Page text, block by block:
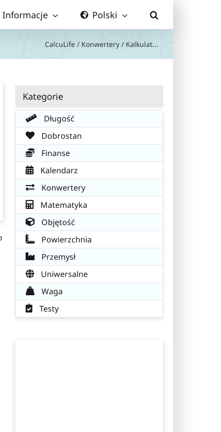
Informacje Polski
CalcuLife / Konwertery / Kalkulat...
Kategorie
Długość
Dobrostan
Finanse
Kalendarz
Konwertery
Matematyka
Objętość
Powierzchnia
Przemysł
Uniwersalne
Waga
Testy